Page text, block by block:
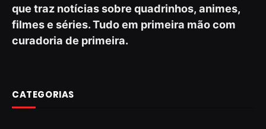
que traz notícias sobre quadrinhos, animes,
filmes e séries. Tudo em primeira mão com
curadoria de primeira.
CATEGORIAS